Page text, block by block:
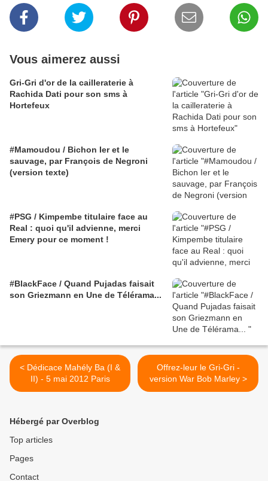
Vous aimerez aussi
Gri-Gri d'or de la cailleraterie à
Rachida Dati pour son sms à
Hortefeux
#Mamoudou / Bichon Ier et le
sauvage, par François de Negroni
(version texte)
#PSG / Kimpembe titulaire face au
Real : quoi qu'il advienne, merci
Emery pour ce moment !
#BlackFace / Quand Pujadas faisait
son Griezmann en Une de Télérama...
< Dédicace Mahély Ba (I &
II) - 5 mai 2012 Paris
Offrez-leur le Gri-Gri -
version War Bob Marley >
Hébergé par Overblog
Top articles
Pages
Contact